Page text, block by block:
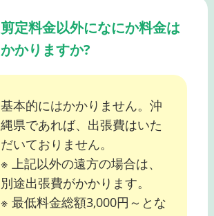
剪定料金以外になにか料金は
かかりますか?
基本的にはかかりません。沖
縄県であれば、出張費はいた
だいておりません。
※ 上記以外の遠方の場合は、
別途出張費がかかります。
※ 最低料金総額3,000円～とな